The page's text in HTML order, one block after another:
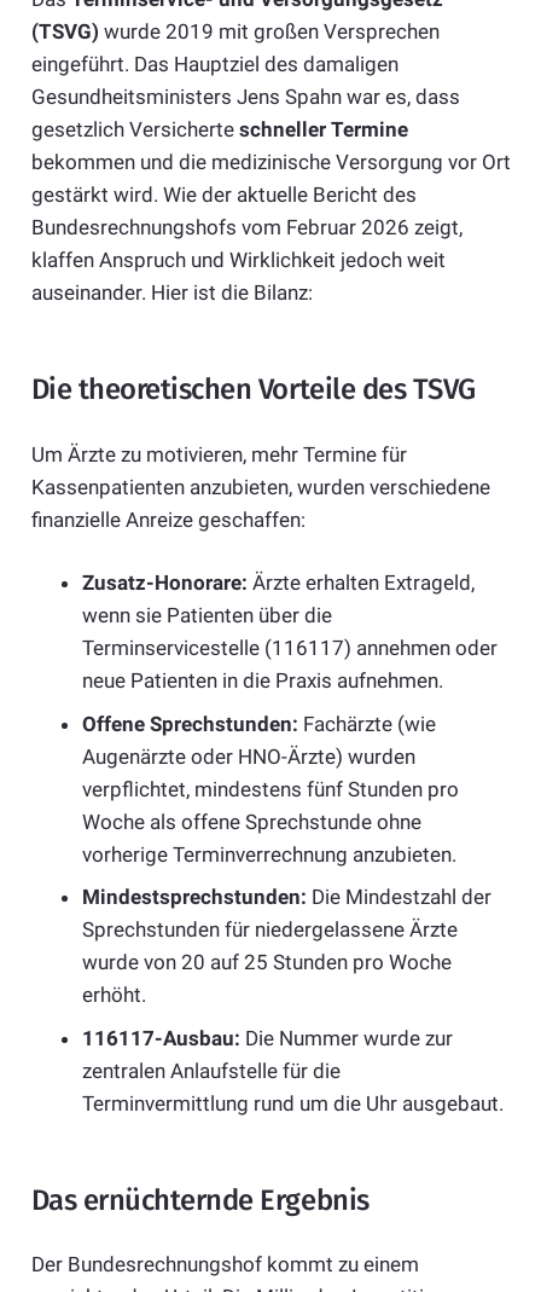
(TSVG) wurde 2019 mit großen Versprechen
eingeführt. Das Hauptziel des damaligen
Gesundheitsministers Jens Spahn war es, dass
gesetzlich Versicherte schneller Termine
bekommen und die medizinische Versorgung vor Ort
gestärkt wird. Wie der aktuelle Bericht des
Bundesrechnungshofs vom Februar 2026 zeigt,
klaffen Anspruch und Wirklichkeit jedoch weit
auseinander. Hier ist die Bilanz:
Die theoretischen Vorteile des TSVG
Um Ärzte zu motivieren, mehr Termine für
Kassenpatienten anzubieten, wurden verschiedene
finanzielle Anreize geschaffen:
Zusatz-Honorare: Ärzte erhalten Extrageld,
wenn sie Patienten über die
Terminservicestelle (116117) annehmen oder
neue Patienten in die Praxis aufnehmen.
Offene Sprechstunden: Fachärzte (wie
Augenärzte oder HNO-Ärzte) wurden
verpflichtet, mindestens fünf Stunden pro
Woche als offene Sprechstunde ohne
vorherige Terminverrechnung anzubieten.
Mindestsprechstunden: Die Mindestzahl der
Sprechstunden für niedergelassene Ärzte
wurde von 20 auf 25 Stunden pro Woche
erhöht.
116117-Ausbau: Die Nummer wurde zur
zentralen Anlaufstelle für die
Terminvermittlung rund um die Uhr ausgebaut.
Das ernüchternde Ergebnis
Der Bundesrechnungshof kommt zu einem